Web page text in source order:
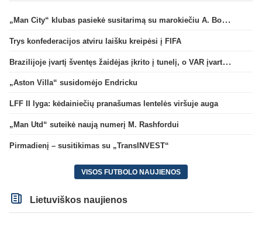
„Man City“ klubas pasiekė susitarimą su marokiečiu A. Bouaddi
Trys konfederacijos atviru laišku kreipėsi į FIFA
Brazilijoje įvartį šventęs žaidėjas įkrito į tunelį, o VAR įvartį atšaukė
„Aston Villa“ susidomėjo Endricku
LFF II lyga: kėdainiečių pranašumas lentelės viršuje auga
„Man Utd“ suteikė naują numerį M. Rashfordui
Pirmadienį – susitikimas su „TransINVEST“
VISOS FUTBOLO NAUJIENOS
Lietuviškos naujienos